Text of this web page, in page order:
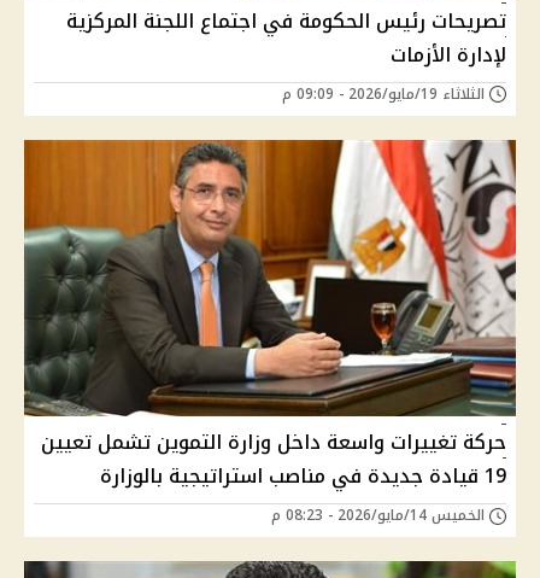
تصريحات رئيس الحكومة في اجتماع اللجنة المركزية
لإدارة الأزمات
الثلاثاء 19/مايو/2026 - 09:09 م
حركة تغييرات واسعة داخل وزارة التموين تشمل تعيين
19 قيادة جديدة في مناصب استراتيجية بالوزارة
الخميس 14/مايو/2026 - 08:23 م